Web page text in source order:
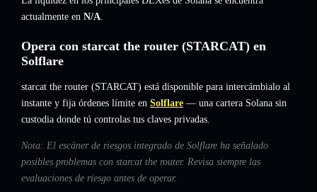
actualmente en N/A.
Opera con starcat the router (STARCAT) en
Solflare
starcat the router (STARCAT) está disponible para intercámbialo al
instante y fija órdenes límite en Solflare — una cartera Solana sin
custodia donde tú controlas tus claves privadas.
Nota: El escáner de riesgos integrado de Solflare ha señalado
posibles problemas con starcat the router. Revisa siempre las
evaluaciones de riesgo antes de operar.